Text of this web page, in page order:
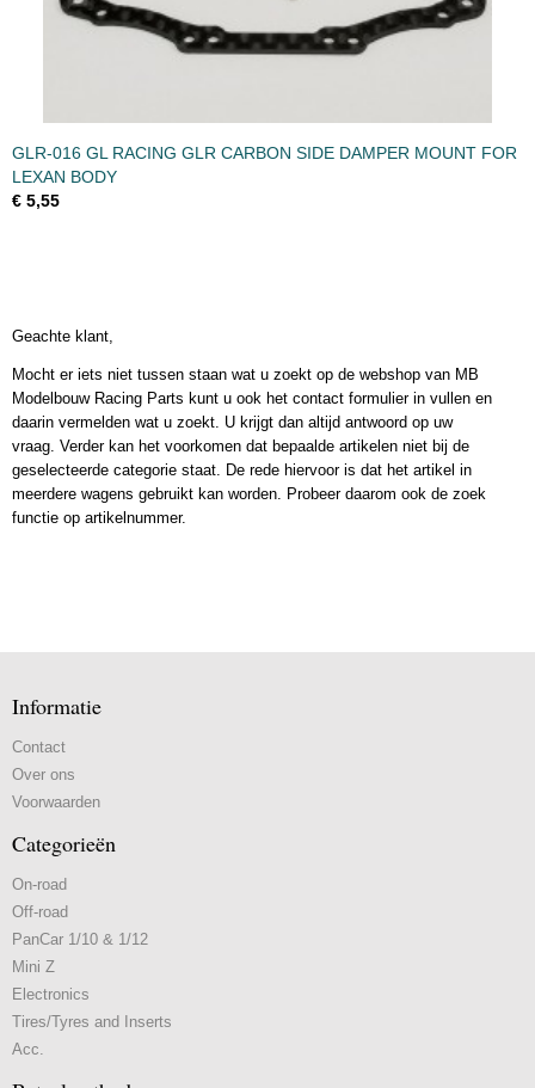
GLR-016 GL RACING GLR CARBON SIDE DAMPER MOUNT FOR
LEXAN BODY
€ 5,55
Geachte klant,
Mocht er iets niet tussen staan wat u zoekt op de webshop van MB
Modelbouw Racing Parts kunt u ook het contact formulier in vullen en
daarin vermelden wat u zoekt. U krijgt dan altijd antwoord op uw
vraag. Verder kan het voorkomen dat bepaalde artikelen niet bij de
geselecteerde categorie staat. De rede hiervoor is dat het artikel in
meerdere wagens gebruikt kan worden. Probeer daarom ook de zoek
functie op artikelnummer.
Informatie
Contact
Over ons
Voorwaarden
Categorieën
On-road
Off-road
PanCar 1/10 & 1/12
Mini Z
Electronics
Tires/Tyres and Inserts
Acc.